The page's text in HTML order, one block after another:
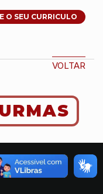
O SEU CURRICULO
VOLTAR